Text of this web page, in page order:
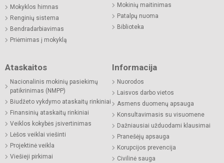
Mokyklos himnas
Renginių sistema
Bendradarbiavimas
Priėmimas į mokyklą
Mokinių maitinimas
Patalpų nuoma
Biblioteka
Ataskaitos
Nacionalinis mokinių pasiekimų
patikrinimas (NMPP)
Biudžeto vykdymo ataskaitų rinkiniai
Finansinių ataskaitų rinkiniai
Veiklos kokybės įsivertinimas
Lėšos veiklai viešinti
Projektinė veikla
Viešieji pirkimai
Informacija
Nuorodos
Laisvos darbo vietos
Asmens duomenų apsauga
Konsultavimasis su visuomene
Dažniausiai užduodami klausimai
Pranešėjų apsauga
Korupcijos prevencija
Civilinė sauga